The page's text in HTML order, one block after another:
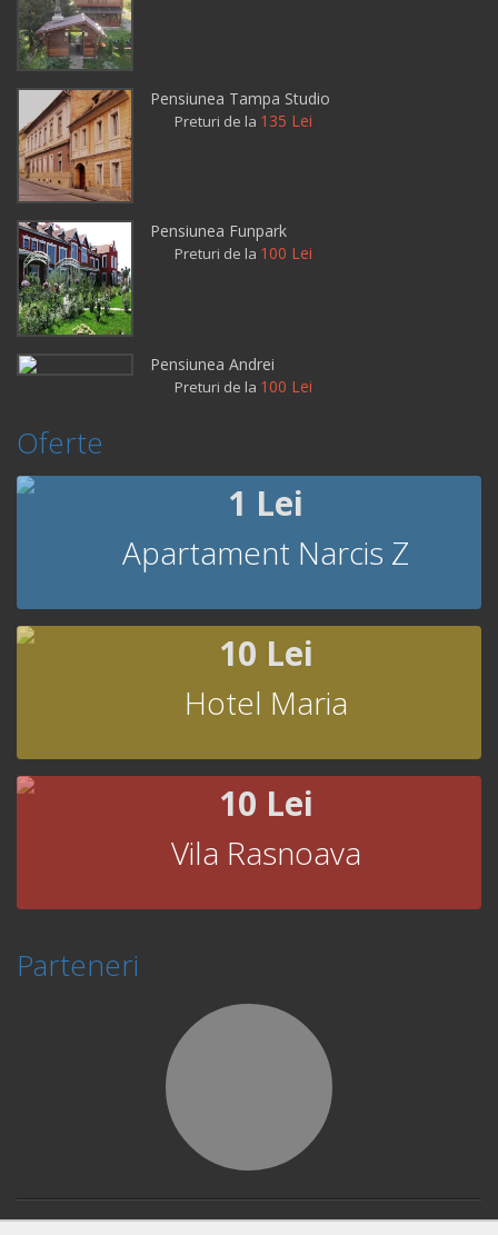
Pensiunea Tampa Studio
Preturi de la 135 Lei
Pensiunea Funpark
Preturi de la 100 Lei
Pensiunea Andrei
Preturi de la 100 Lei
Oferte
1 Lei
Apartament Narcis Z
10 Lei
Hotel Maria
10 Lei
Vila Rasnoava
Parteneri
© Copyright 2026 Book Fast and Smart